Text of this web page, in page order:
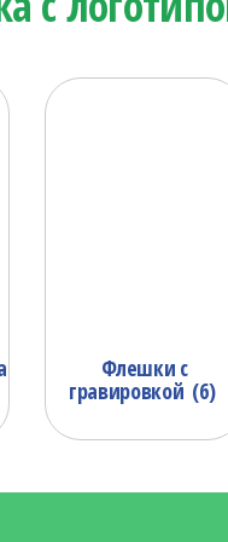
Флешки с
гравировкой (6)